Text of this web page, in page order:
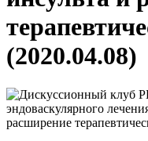
(2020.04.08)